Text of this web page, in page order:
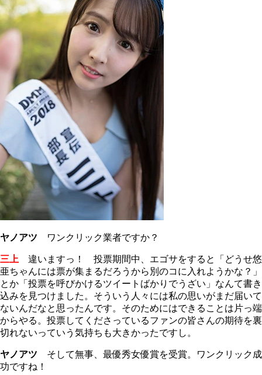
ヤノアツ ワンクリック業者ですか？
三上 違いますっ！ 投票期間中、エゴサをすると「どうせ悠
亜ちゃんには票が集まるだろうから別のコに入れようかな？」
とか「投票を呼びかけるツイートばかりでうざい」なんて書き
込みを見つけました。そういう人々には私の思いがまだ届いて
ないんだなと思ったんです。そのためにはできることは片っ端
からやる。投票してくださっているファンの皆さんの期待を裏
切れないっていう気持ちも大きかったですし。
ヤノアツ そして無事、最優秀女優賞を受賞。ワンクリック成
功ですね！